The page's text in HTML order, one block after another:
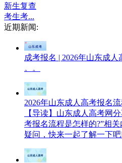
新生复查
考生考...
近期新闻:
成考报名 | 2026年山东成人
。。
2026年山东成人高考报名
【导读】山东成人高考网
考报名流程是怎样的?”相
疑问，快来一起了解一下